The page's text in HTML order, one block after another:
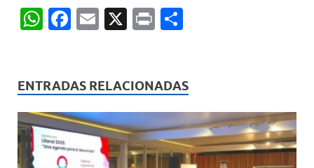
W
s
A
p
p
F
b
o
o
k
E
X
P
p
ar
ti
r
ENTRADAS RELACIONADAS